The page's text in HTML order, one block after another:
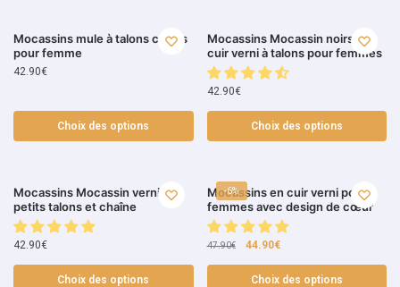
Mocassins mule à talons carrés
pour femme
42.90€
Choix des options
Mocassins Mocassin noirs en
cuir verni à talons pour femmes
42.90€
Choix des options
Mocassins Mocassin vernis à
petits talons et chaîne
42.90€
Choix des options
-6%
Mocassins en cuir verni pour
femmes avec design de cœur
47.90€ 44.90€
Choix des options